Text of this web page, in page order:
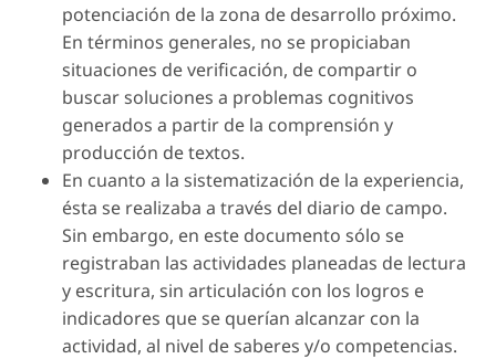
potenciación de la zona de desarrollo próximo.
En términos generales, no se propiciaban
situaciones de verificación, de compartir o
buscar soluciones a problemas cognitivos
generados a partir de la comprensión y
producción de textos.
En cuanto a la sistematización de la experiencia,
ésta se realizaba a través del diario de campo.
Sin embargo, en este documento sólo se
registraban las actividades planeadas de lectura
y escritura, sin articulación con los logros e
indicadores que se querían alcanzar con la
actividad, al nivel de saberes y/o competencias.